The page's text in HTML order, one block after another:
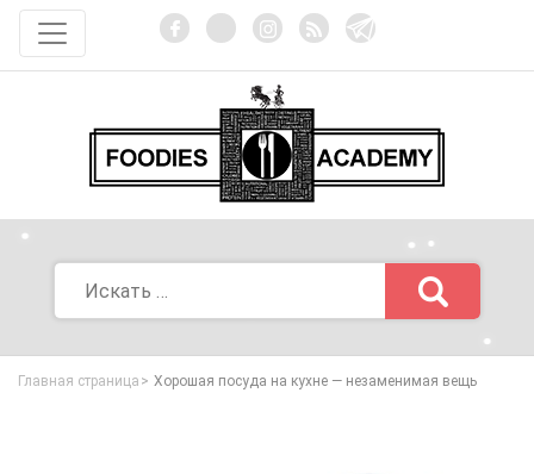
Главная страница Хорошая посуда на кухне — незаменимая вещь